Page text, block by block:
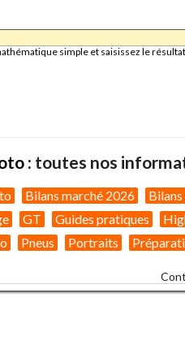
simple et saisissez le
: toutes nos
Bilans marché 2026
GT Guides pratiques
Pneus Portraits